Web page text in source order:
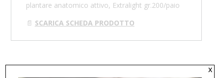
plantare anatomico attivo, Extralight gr.200/paio
📄 SCARICA SCHEDA PRODOTTO
x